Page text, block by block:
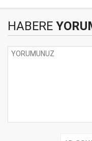
HABERE